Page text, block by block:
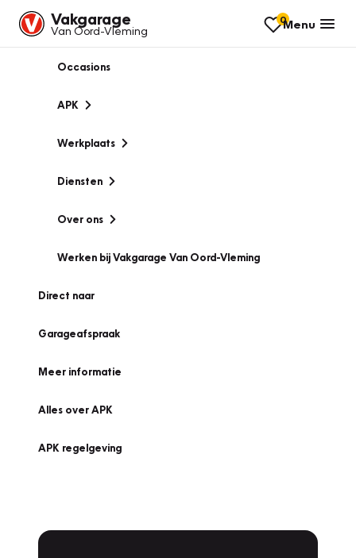
Vakgarage
Van Oord-Vleming
0Menu
Occasions
APK
Werkplaats
Diensten
Over ons
Werken bij Vakgarage Van Oord-Vleming
Direct naar
Garageafspraak
Meer informatie
Alles over APK
APK regelgeving